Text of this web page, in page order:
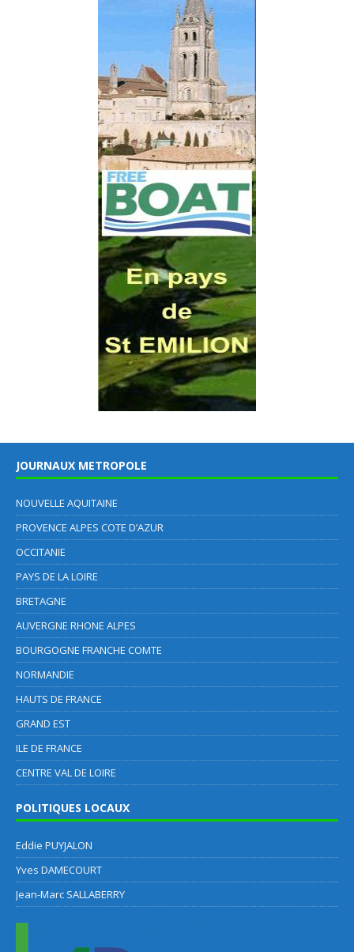
JOURNAUX METROPOLE
NOUVELLE AQUITAINE
PROVENCE ALPES COTE D’AZUR
OCCITANIE
PAYS DE LA LOIRE
BRETAGNE
AUVERGNE RHONE ALPES
BOURGOGNE FRANCHE COMTE
NORMANDIE
HAUTS DE FRANCE
GRAND EST
ILE DE FRANCE
CENTRE VAL DE LOIRE
POLITIQUES LOCAUX
Eddie PUYJALON
Yves DAMECOURT
Jean-Marc SALLABERRY